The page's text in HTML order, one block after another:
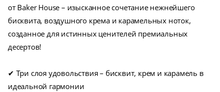
от Baker House – изысканное сочетание нежнейшего
бисквита, воздушного крема и карамельных ноток,
созданное для истинных ценителей премиальных
десертов!
✔ Три слоя удовольствия – бисквит, крем и карамель в
идеальной гармонии